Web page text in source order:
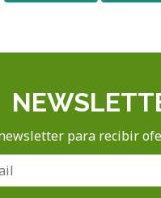
para recibir